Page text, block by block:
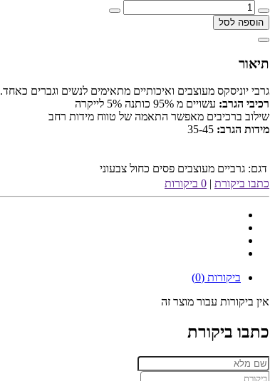
הוספה לסל
תיאור
גרבי יוניסקס מעוצבים ואיכותיים מתאימים לנשים וגברים כאחד.
רכיבי הגרב: עשויים מ 95% כותנה 5% לייקרה
שילוב ברכיבים מאפשר התאמה של טווח מידות רחב
מידות הגרב: 35-45
דגם: גרביים מעוצבים פסים כחול צבעוני
כתבו ביקורת | 0 ביקורות
ביקורות (0)
אין ביקורות עבור מוצר זה
כתבו ביקורת